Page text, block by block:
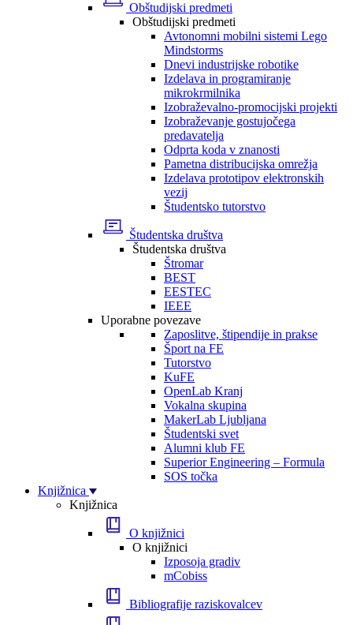
Obštudijski predmeti
Obštudijski predmeti
Avtonomni mobilni sistemi Lego
Mindstorms
Dnevi industrijske robotike
Izdelava in programiranje
mikrokrmilnika
Izobraževalno-promocijski projekti
Izobraževanje gostujočega
predavatelja
Odprta koda v znanosti
Pametna distribucijska omrežja
Izdelava prototipov elektronskih
vezij
Študentsko tutorstvo
Študentska društva
Študentska društva
Štromar
BEST
EESTEC
IEEE
Uporabne povezave
Zaposlitve, štipendije in prakse
Šport na FE
Tutorstvo
KuFE
OpenLab Kranj
Vokalna skupina
MakerLab Ljubljana
Študentski svet
Alumni klub FE
Superior Engineering – Formula
SOS točka
Knjižnica
Knjižnica
O knjižnici
O knjižnici
Izposoja gradiv
mCobiss
Bibliografije raziskovalcev